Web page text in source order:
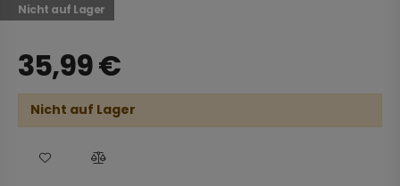
Nicht auf Lager
35,99€
Nicht auf Lager